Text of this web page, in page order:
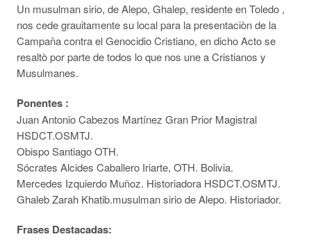
Un musulman sirio, de Alepo, Ghalep, residente en Toledo ,
nos cede grauitamente su local para la presentaciòn de la
Campaña contra el Genocidio Cristiano, en dicho Acto se
resaltò por parte de todos lo que nos une a Cristianos y
Musulmanes.
Ponentes :
Juan Antonio Cabezos Martínez Gran Prior Magistral
HSDCT.OSMTJ.
Obispo Santiago OTH.
Sócrates Alcides Caballero Iriarte, OTH. Bolivia.
Mercedes Izquierdo Muñoz. Historiadora HSDCT.OSMTJ.
Ghaleb Zarah Khatib.musulman sirio de Alepo. Historiador.
Frases Destacadas: